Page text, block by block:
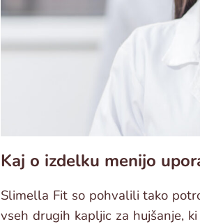
Kaj o izdelku menijo
Slimella Fit so pohvalili tako
vseh drugih kapljic za hujšanje,